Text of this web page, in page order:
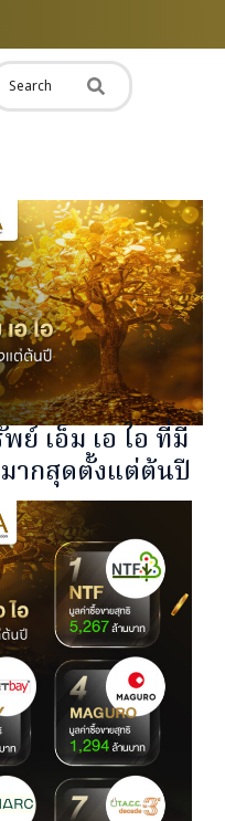
ย์ เอ็ม เอ ไอ ที่มี
ากสุดตั้งแต่ต้นปี